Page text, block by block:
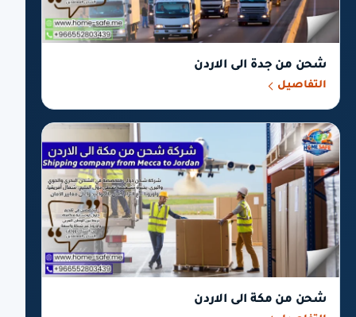
شحن من جدة الى الاردن
التفاصيل
شحن من مكة الى الاردن